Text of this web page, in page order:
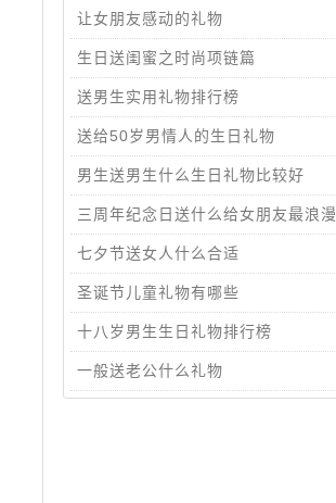
让女朋友感动的礼物
生日送闺蜜之时尚项链篇
送男生实用礼物排行榜
送给50岁男情人的生日礼物
男生送男生什么生日礼物比较好
三周年纪念日送什么给女朋友最浪漫
七夕节送女人什么合适
圣诞节儿童礼物有哪些
十八岁男生生日礼物排行榜
一般送老公什么礼物